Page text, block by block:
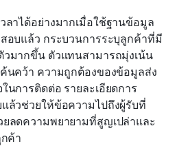
ลาได้อย่างมากเมื่อใช้ฐานข้อมูล
อบแล้ว กระบวนการระบุลูกค้าที่มี
มากขึ้น ตัวแทนสามารถมุ่งเน้น
นคว้า ความถูกต้องของข้อมูลส่ง
นการติดต่อ รายละเอียดการ
ล้วช่วยให้ข้อความไปถึงผู้รับที่
ลดความพยายามที่สูญเปล่าและ
ค้า